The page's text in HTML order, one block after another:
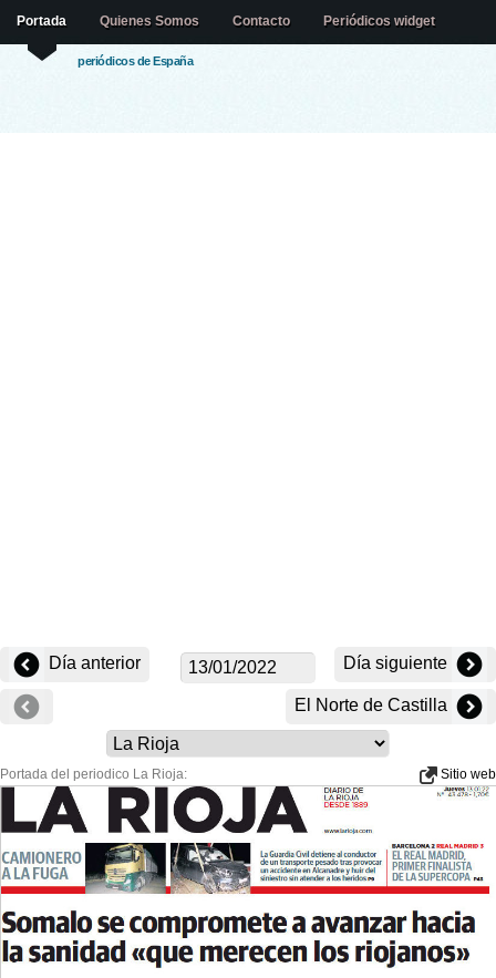
periódicos de España
Portada Quienes Somos Contacto Periódicos widget
Día anterior Día siguiente
El Norte de Castilla
Portada del periodico La Rioja: Sitio web